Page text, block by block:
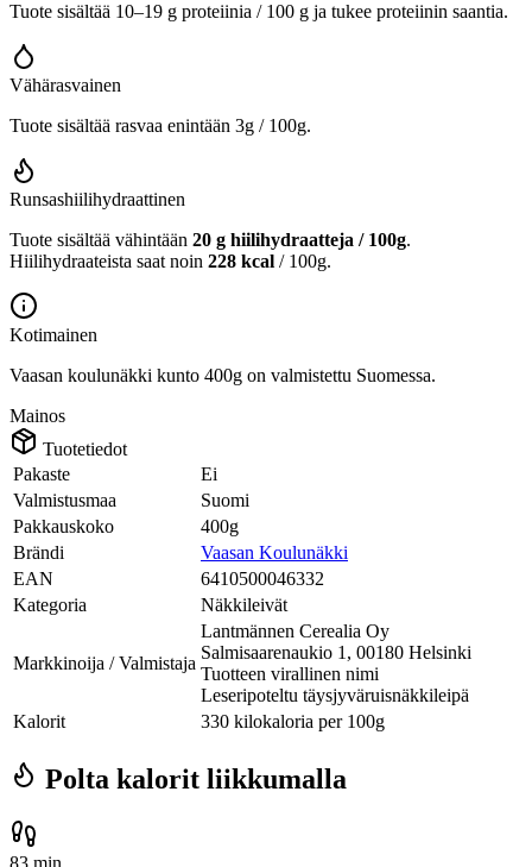
Tuote sisältää 10–19 g proteiinia / 100 g ja tukee proteiinin saantia.
Vähärasvainen
Tuote sisältää rasvaa enintään 3g / 100g.
Runsashiilihydraattinen
Tuote sisältää vähintään 20 g hiilihydraatteja / 100g.
Hiilihydraateista saat noin 228 kcal / 100g.
Kotimainen
Vaasan koulunäkki kunto 400g on valmistettu Suomessa.
Mainos
Tuotetiedot
Pakaste
Ei
Valmistusmaa
Suomi
Pakkauskoko
400g
Brändi
Vaasan Koulunäkki
EAN
6410500046332
Kategoria
Näkkileivät
Markkinoija / Valmistaja
Lantmännen Cerealia Oy
Salmisaarenaukio 1, 00180 Helsinki
Tuotteen virallinen nimi
Leseripoteltu täysjyväruisnäkkileipä
Kalorit
330 kilokaloria per 100g
Polta kalorit liikkumalla